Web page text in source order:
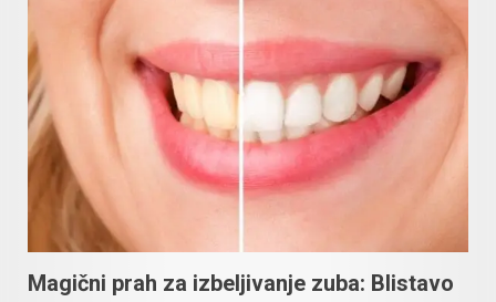
Magični prah za izbeljivanje zuba: Blistavo